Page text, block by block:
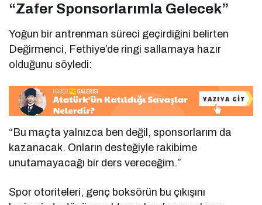
“Zafer Sponsorlarımla Gelecek”
Yoğun bir antrenman süreci geçirdiğini belirten
Değirmenci, Fethiye’de ringi sallamaya hazır
olduğunu söyledi:
“Bu maçta yalnızca ben değil, sponsorlarım da
kazanacak. Onların desteğiyle rakibime
unutamayacağı bir ders vereceğim.”
Spor otoriteleri, genç boksörün bu çıkışını